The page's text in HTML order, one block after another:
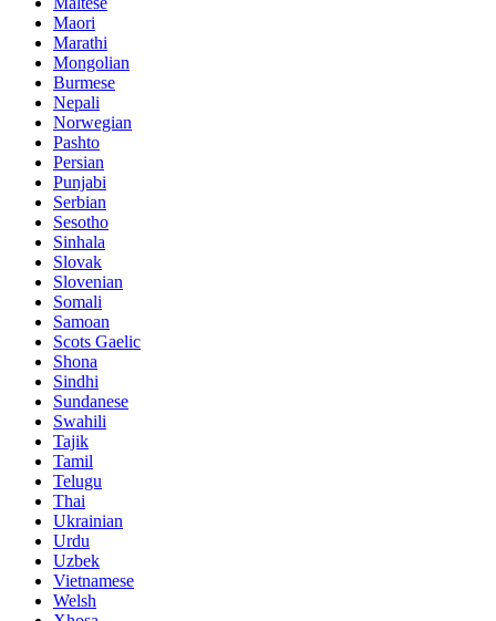
Maori
Marathi
Mongolian
Burmese
Nepali
Norwegian
Pashto
Persian
Punjabi
Serbian
Sesotho
Sinhala
Slovak
Slovenian
Somali
Samoan
Scots Gaelic
Shona
Sindhi
Sundanese
Swahili
Tajik
Tamil
Telugu
Thai
Ukrainian
Urdu
Uzbek
Vietnamese
Welsh